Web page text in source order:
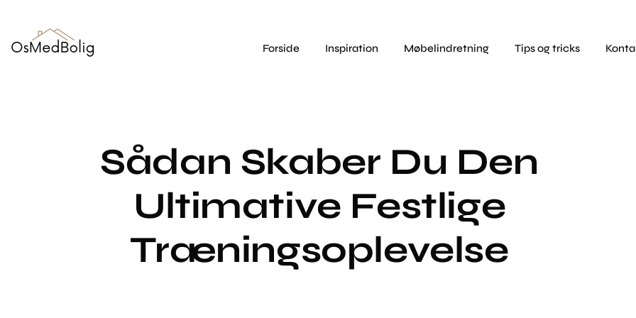
Forside Inspiration Møbelindretning Tips og tricks
Sådan Skaber Du Den
Ultimative Festlige
Træningsoplevelse